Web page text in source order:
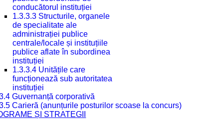
conducătorul instituției
1.3.3.3 Structurile, organele
de specialitate ale
administrației publice
centrale/locale și instituțiile
publice aflate în subordinea
instituției
1.3.3.4 Unitățile care
funcționează sub autoritatea
instituției
Guvernanță corporativă
Carieră (anunțurile posturilor scoase la concurs)
ȘI STRATEGII